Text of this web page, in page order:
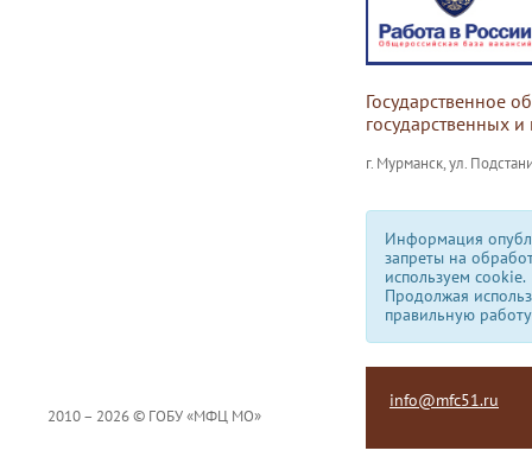
Государственное
государственных
г. Мурманск, ул.
Информация
запреты на
используем сookie.
Продолжая
правильную
2010 – 2026 © ГОБУ «МФЦ МО»
info@mfc51.ru